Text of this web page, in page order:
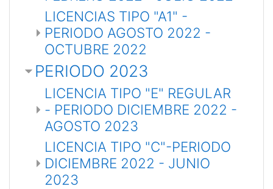
LICENCIAS TIPO "A1" -
PERIODO AGOSTO 2022 -
OCTUBRE 2022
PERIODO 2023
LICENCIA TIPO "E" REGULAR
- PERIODO DICIEMBRE 2022 -
AGOSTO 2023
LICENCIA TIPO "C"-PERIODO
DICIEMBRE 2022 - JUNIO
2023